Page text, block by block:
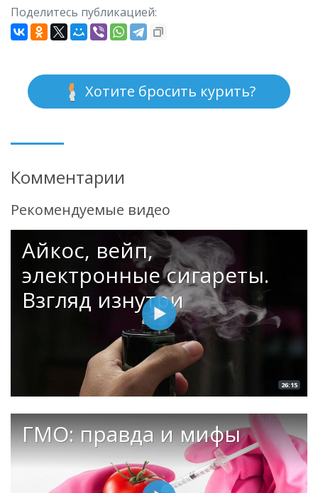
Поделитесь публикацией:
Хотите бросить курить?
Комментарии
Рекомендуемые видео
Айкос, вейп,
электронные сигареты.
Взгляд изнутри
26:15
ГМО: правда и мифы